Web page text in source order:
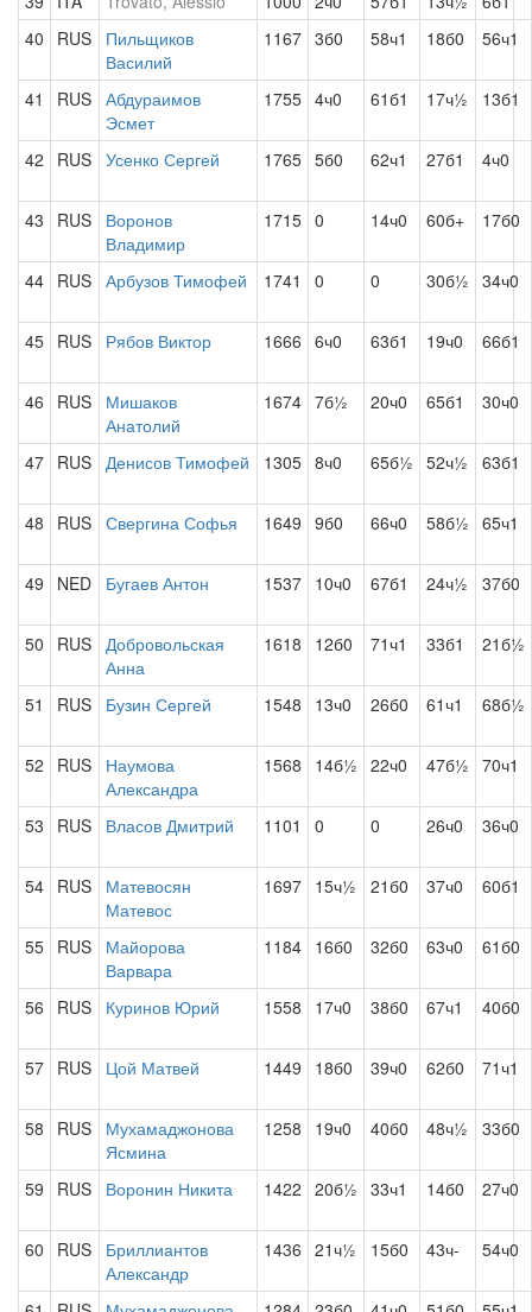
40
RUS
Пильщиков
Василий
1167 3б0 58ч1 18б0 56ч1
41 RUS Абдураимов
Эсмет
1755 4ч0 61б1 17ч½ 13б1
42 RUS Усенко Сергей 1765 5б0 62ч1 27б1 4ч0
43 RUS
Воронов
Владимир
1715 0 14ч0 60б+ 17б0
44 RUS Арбузов Тимофей 1741 0 0 30б½ 34ч0
45 RUS Рябов Виктор 1666 6ч0 63б1 19ч0 66б1
46 RUS
Мишаков
Анатолий
1674 7б½ 20ч0 65б1 30ч0
47 RUS Денисов Тимофей 1305 8ч0 65б½ 52ч½ 63б1
48 RUS Свергина Софья 1649 9б0 66ч0 58б½ 65ч1
49 NED Бугаев Антон 1537 10ч0 67б1 24ч½ 37б0
50 RUS Добровольская
Анна
1618 12б0 71ч1 33б1 21б½
51 RUS Бузин Сергей 1548 13ч0 26б0 61ч1 68б½
52 RUS
Наумова
Александра
1568 14б½ 22ч0 47б½ 70ч1
53 RUS Власов Дмитрий 1101 0 0 26ч0 36ч0
54 RUS
Матевосян
Матевос
1697 15ч½ 21б0 37ч0 60б1
55 RUS
Майорова
Варвара
1184 16б0 32б0 63ч0 61б0
56 RUS Куринов Юрий 1558 17ч0 38б0 67ч1 40б0
57 RUS Цой Матвей 1449 18б0 39ч0 62б0 71ч1
58 RUS
Мухамаджонова
Ясмина
1258 19ч0 40б0 48ч½ 33б0
59 RUS Воронин Никита 1422 20б½ 33ч1 14б0 27ч0
60 RUS
Бриллиантов
Александр
1436 21ч½ 15б0 43ч- 54ч0